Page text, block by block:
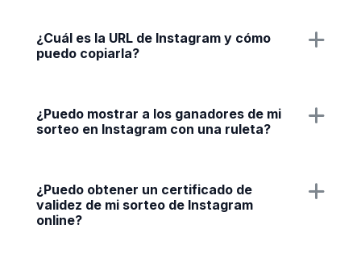
¿Cuál es la URL de Instagram y cómo
puedo copiarla?
¿Puedo mostrar a los ganadores de mi
sorteo en Instagram con una ruleta?
¿Puedo obtener un certificado de
validez de mi sorteo de Instagram
online?